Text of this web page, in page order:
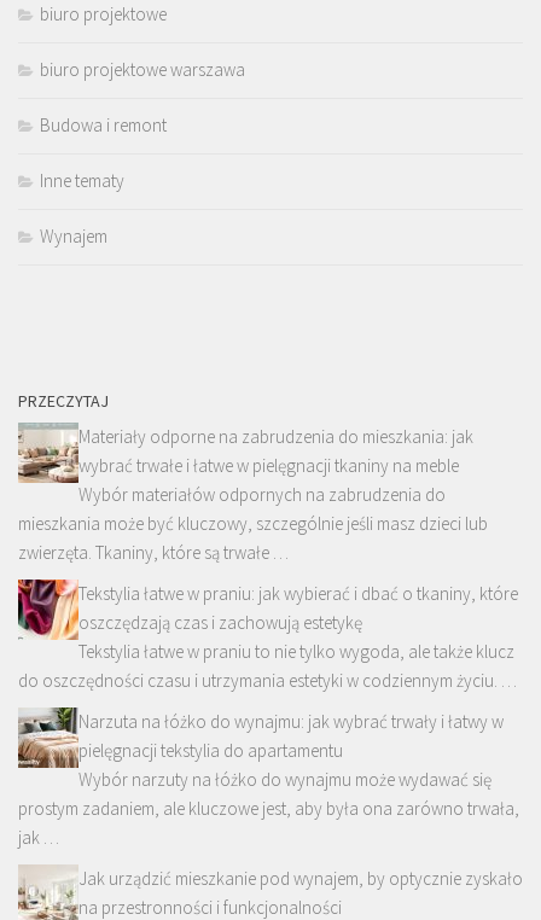
biuro projektowe
biuro projektowe warszawa
Budowa i remont
Inne tematy
Wynajem
PRZECZYTAJ
Materiały odporne na zabrudzenia do mieszkania: jak
wybrać trwałe i łatwe w pielęgnacji tkaniny na meble
Wybór materiałów odpornych na zabrudzenia do
mieszkania może być kluczowy, szczególnie jeśli masz dzieci lub
zwierzęta. Tkaniny, które są trwałe …
Tekstylia łatwe w praniu: jak wybierać i dbać o tkaniny, które
oszczędzają czas i zachowują estetykę
Tekstylia łatwe w praniu to nie tylko wygoda, ale także klucz
do oszczędności czasu i utrzymania estetyki w codziennym życiu. …
Narzuta na łóżko do wynajmu: jak wybrać trwały i łatwy w
pielęgnacji tekstylia do apartamentu
Wybór narzuty na łóżko do wynajmu może wydawać się
prostym zadaniem, ale kluczowe jest, aby była ona zarówno trwała,
jak …
Jak urządzić mieszkanie pod wynajem, by optycznie zyskało
na przestronności i funkcjonalności